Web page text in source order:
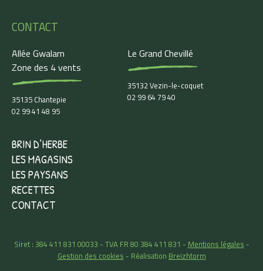
CONTACT
Allée Gwalarn
Zone des 4 vents
35135 Chantepie
02 99 41 48 95
Le Grand Chevillé
35132 Vezin-le-coquet
02 99 64 79 40
BRIN D’HERBE
LES MAGASINS
LES PAYSANS
RECETTES
CONTACT
Siret : 384 411 831 00033 - TVA FR 80 384 411 831 - Mentions légales -
Gestion des cookies - Réalisation Breizhtorm